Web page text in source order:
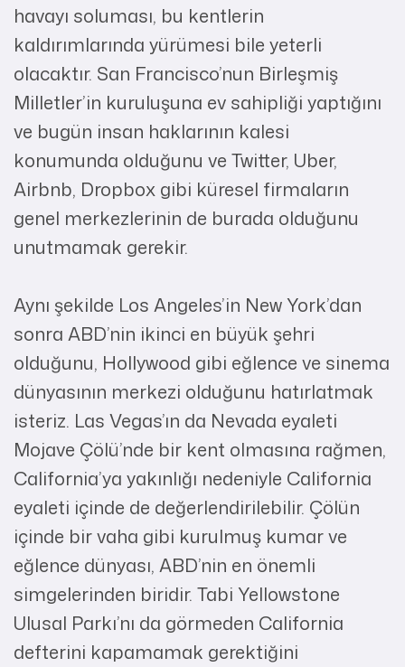
havayı soluması, bu kentlerin
kaldırımlarında yürümesi bile yeterli
olacaktır. San Francisco’nun Birleşmiş
Milletler’in kuruluşuna ev sahipliği yaptığını
ve bugün insan haklarının kalesi
konumunda olduğunu ve Twitter, Uber,
Airbnb, Dropbox gibi küresel firmaların
genel merkezlerinin de burada olduğunu
unutmamak gerekir.
Aynı şekilde Los Angeles’in New York’dan
sonra ABD’nin ikinci en büyük şehri
olduğunu, Hollywood gibi eğlence ve sinema
dünyasının merkezi olduğunu hatırlatmak
isteriz. Las Vegas’ın da Nevada eyaleti
Mojave Çölü’nde bir kent olmasına rağmen,
California’ya yakınlığı nedeniyle California
eyaleti içinde de değerlendirilebilir. Çölün
içinde bir vaha gibi kurulmuş kumar ve
eğlence dünyası, ABD’nin en önemli
simgelerinden biridir. Tabi Yellowstone
Ulusal Parkı’nı da görmeden California
defterini kapamamak gerektiğini